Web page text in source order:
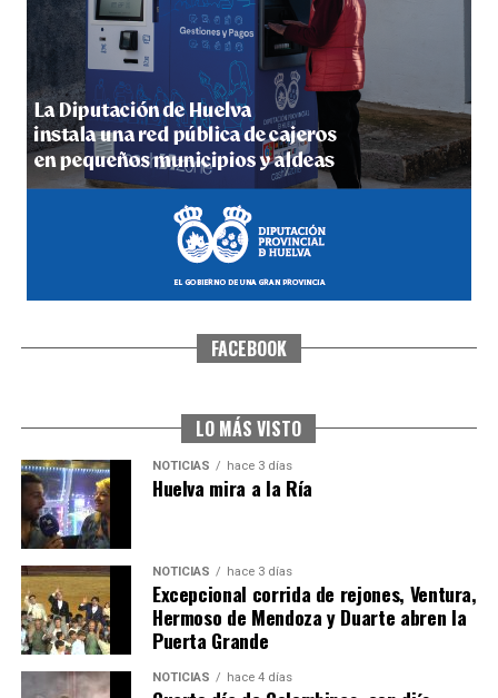
5º DÍA DE LAS FIESTAS COLOMBINAS 2026
hace 3 días·Huelvatv
CUARTA CORRIDA DE LAS FIESTAS COLOMBINAS
4º DÍA DE LAS FIESTAS COLOMBINAS 2026
hace 4 días Huelvatv
FACEBOOK
LO MÁS VISTO
NOTICIAS hace 3 días
Huelva mira a la Ría
NOTICIAS hace 3 días
Excepcional corrida de rejones, Ventura,
Hermoso de Mendoza y Duarte abren la
Puerta Grande
NOTICIAS hace 4 días